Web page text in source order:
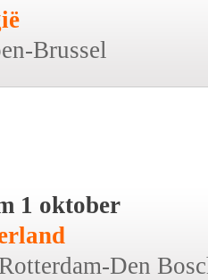
Brussel
1 oktober
Den